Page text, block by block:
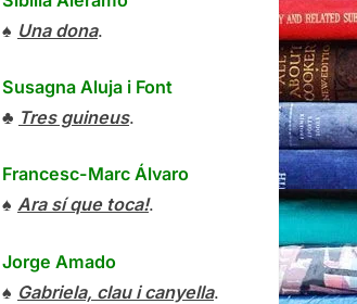
♠ Una dona.
Susagna Aluja i Font
♣ Tres guineus.
Francesc-Marc Álvaro
♠ Ara sí que toca!.
Jorge Amado
♠ Gabriela, clau i canyella.